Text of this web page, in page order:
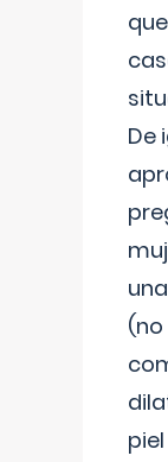
De
(no